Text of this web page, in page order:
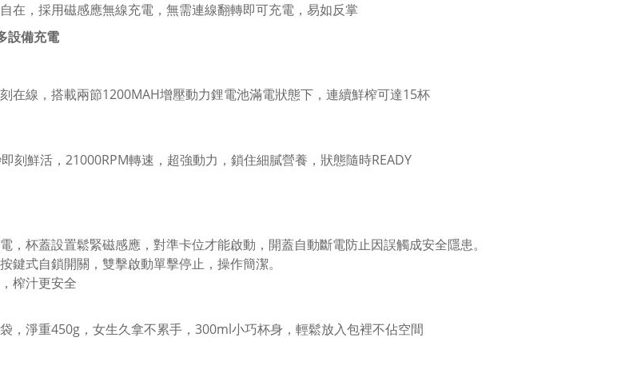
在，採用磁感應無線充電，無需連線翻轉即可充電，易如反掌
設備充電
在線，搭載兩節1200MAH增壓動力鋰電池滿電狀態下，連續鮮榨可達15杯
刻鮮活，21000RPM轉速，超強動力，鎖住細膩營養，狀態隨時READY
，杯蓋設置鬆緊磁感應，對準卡位才能啟動，開蓋自動斷電防止因誤觸成安全隱患。
鍵式自鎖開關，雙擊啟動單擊停止，操作簡潔。
榨汁更安全
，淨重450g，女生久拿不累手，300ml小巧杯身，輕鬆放入包裡不佔空間